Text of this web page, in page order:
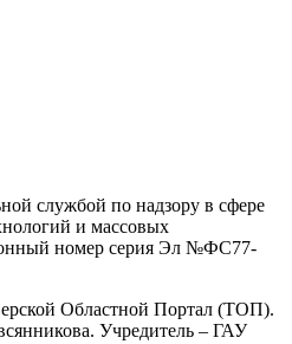
службой по надзору в сфере
и массовых
номер серия Эл №ФС77-
Областной Портал (ТОП).
Учредитель – ГАУ